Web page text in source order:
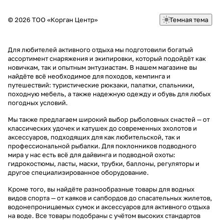
© 2026 ТОО «Корган Центр» Темная тема
Для любителей активного отдыха мы подготовили богатый
ассортимент снаряжения и экипировки, который подойдёт как
новичкам, так и опытным энтузиастам. В нашем магазине вы
найдёте всё необходимое для походов, кемпинга и
путешествий: туристические рюкзаки, палатки, спальники,
походную мебель, а также надежную одежду и обувь для любых
погодных условий.
Мы также предлагаем широкий выбор рыболовных снастей — от
классических удочек и катушек до современных эхолотов и
аксессуаров, подходящих для как любительской, так и
профессиональной рыбалки. Для поклонников подводного
мира у нас есть всё для дайвинга и подводной охоты:
гидрокостюмы, ласты, маски, трубки, баллоны, регуляторы и
другое специализированное оборудование.
Кроме того, вы найдёте разнообразные товары для водных
видов спорта — от каяков и сапбордов до спасательных жилетов,
водонепроницаемых сумок и аксессуаров для активного отдыха
на воде. Все товары подобраны с учётом высоких стандартов